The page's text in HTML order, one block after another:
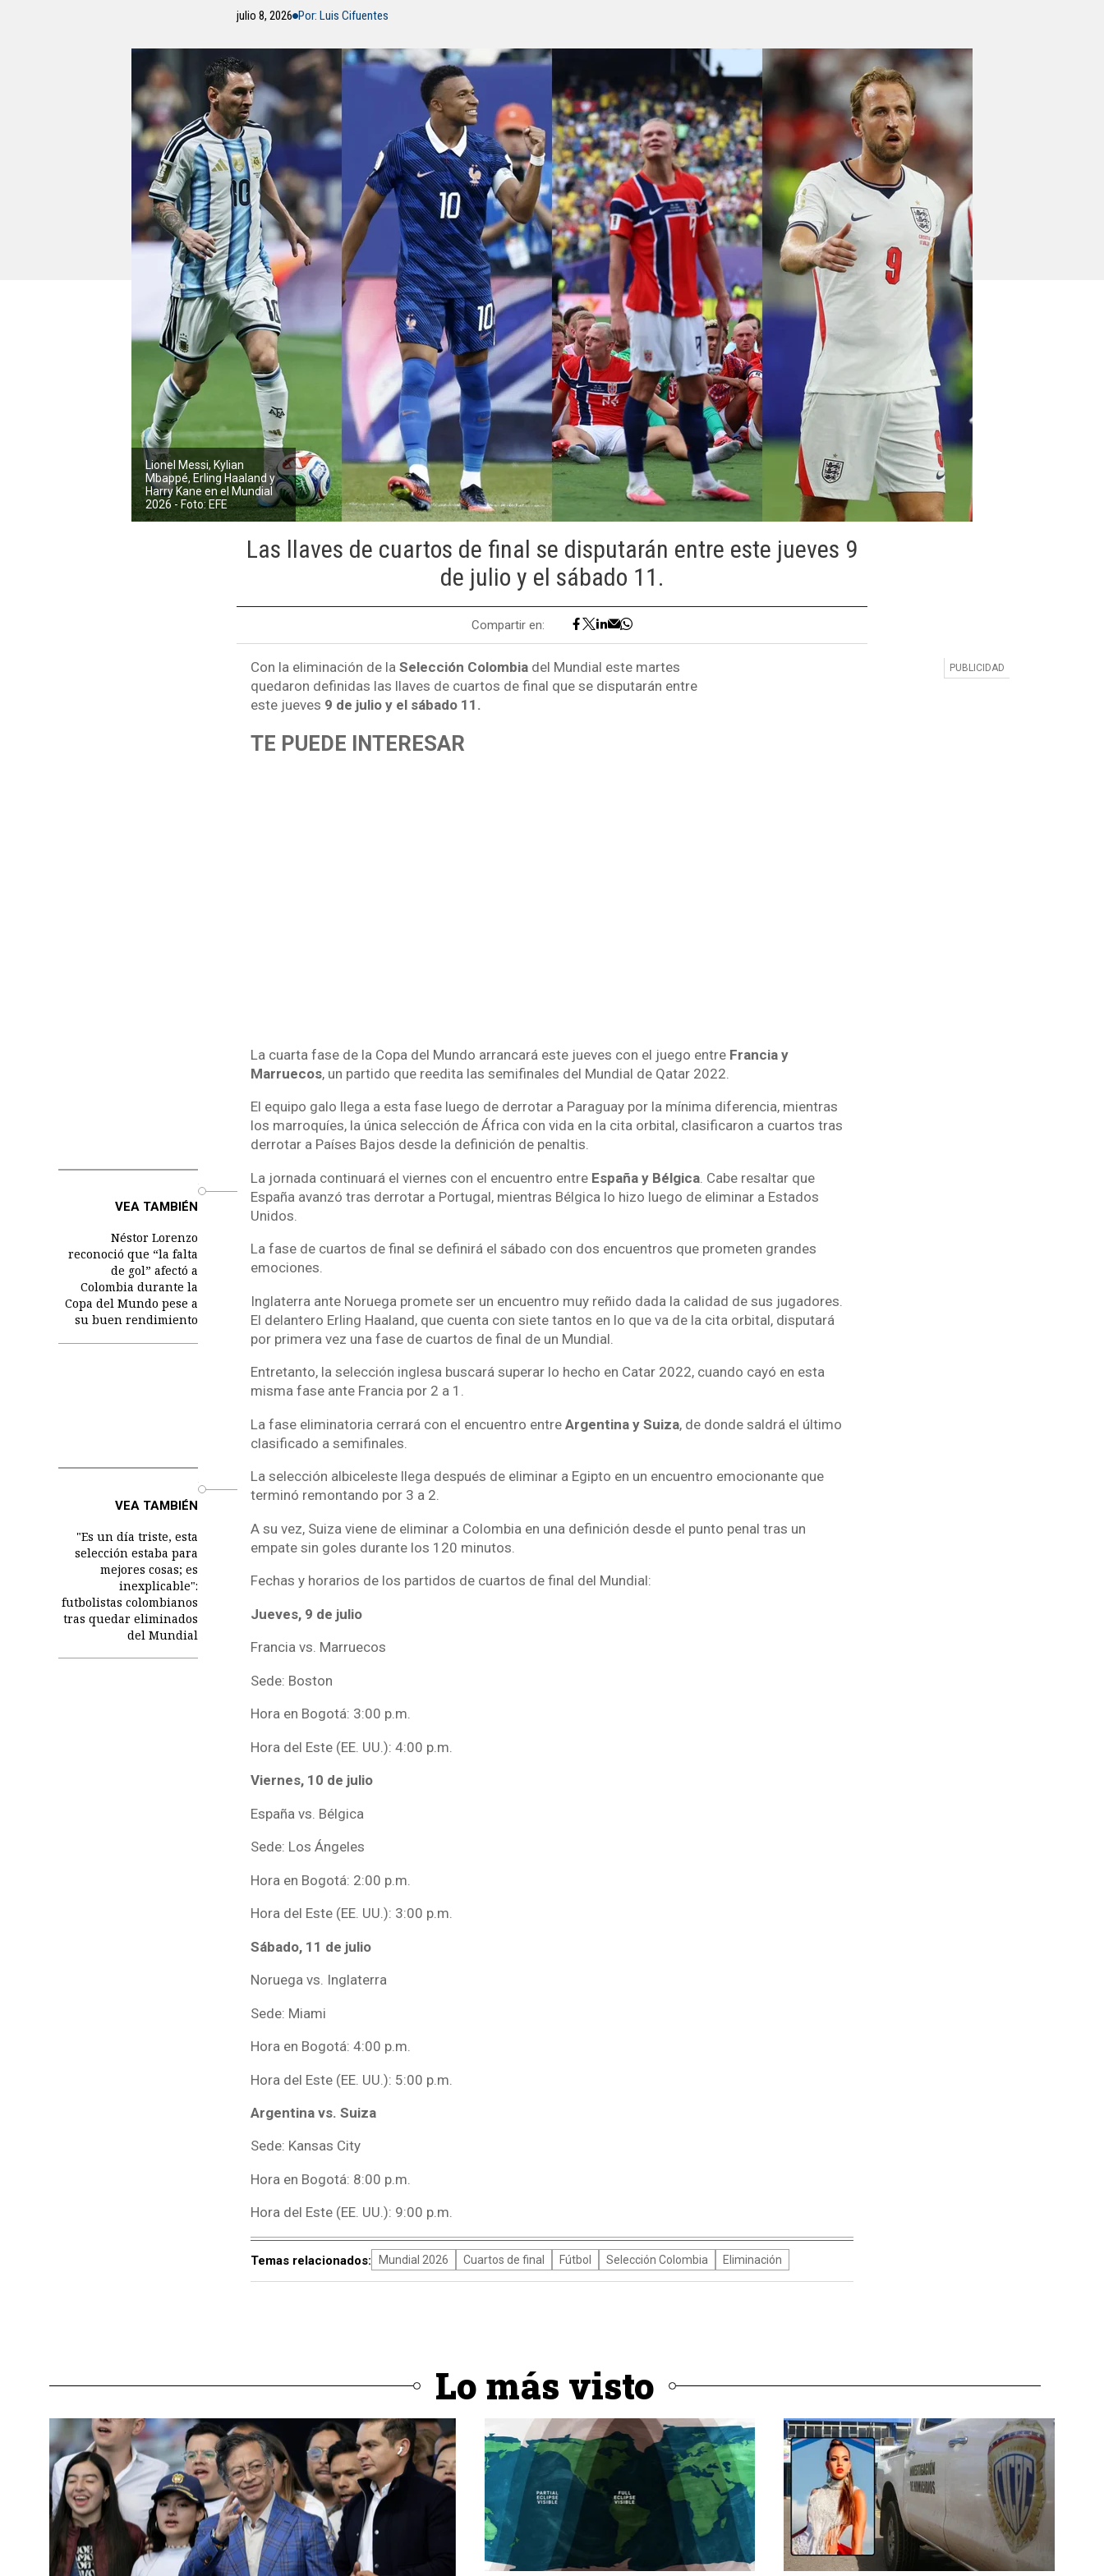
julio 8, 2026 Por: Luis Cifuentes
Lionel Messi, Kylian
Mbappé, Erling Haaland y
Harry Kane en el Mundial
2026 - Foto: EFE
Las llaves de cuartos de final se disputarán entre este jueves 9
de julio y el sábado 11.
Compartir en:
Con la eliminación de la Selección Colombiadel Mundial este martes
quedaron definidas las llaves de cuartos de final que se disputarán entre
este jueves 9 de julio y el sábado 11.
TE PUEDE INTERESAR
La cuarta fase de la Copa del Mundo arrancará este jueves con el juego entreFrancia y
Marruecos, un partido que reedita las semifinales del Mundial de Qatar 2022.
El equipo galo llega a esta fase luego de derrotar a Paraguay por la mínima diferencia, mientras
los marroquíes, la única selección de África con vida en la cita orbital, clasificaron a cuartos tras
derrotar a Países Bajos desde la definición de penaltis.
VEA TAMBIÉN
Néstor Lorenzo
reconoció que “la falta
de gol” afectó a
Colombia durante la
Copa del Mundo pese a
su buen rendimiento
La jornada continuará el viernes con el encuentro entre España y Bélgica. Cabe resaltar que
España avanzó tras derrotar a Portugal, mientras Bélgica lo hizo luego de eliminar a Estados
Unidos.
La fase de cuartos de final se definirá el sábado con dos encuentros que prometen grandes
emociones.
Inglaterra ante Noruega promete ser un encuentro muy reñido dada la calidad de sus jugadores.
El delantero Erling Haaland, que cuenta con siete tantos en lo que va de la cita orbital, disputará
por primera vez una fase de cuartos de final de un Mundial.
Entretanto, la selección inglesa buscará superar lo hecho en Catar 2022, cuando cayó en esta
misma fase ante Francia por 2 a 1.
La fase eliminatoria cerrará con el encuentro entre Argentina y Suiza, de donde saldrá el último
clasificado a semifinales.
VEA TAMBIÉN
"Es un día triste, esta
selección estaba para
mejores cosas; es
inexplicable":
futbolistas colombianos
tras quedar eliminados
del Mundial
La selección albiceleste llega después de eliminar a Egipto en un encuentro emocionante que
terminó remontando por 3 a 2.
A su vez, Suiza viene de eliminar a Colombia en una definición desde el punto penal tras un
empate sin goles durante los 120 minutos.
Fechas y horarios de los partidos de cuartos de final del Mundial:
Jueves, 9 de julio
Francia vs. Marruecos
Sede: Boston
Hora en Bogotá: 3:00 p.m.
Hora del Este (EE. UU.): 4:00 p.m.
Viernes, 10 de julio
España vs. Bélgica
Sede: Los Ángeles
Hora en Bogotá: 2:00 p.m.
Hora del Este (EE. UU.): 3:00 p.m.
Sábado, 11 de julio
Noruega vs. Inglaterra
Sede: Miami
Hora en Bogotá: 4:00 p.m.
Hora del Este (EE. UU.): 5:00 p.m.
Argentina vs. Suiza
Sede: Kansas City
Hora en Bogotá: 8:00 p.m.
Hora del Este (EE. UU.): 9:00 p.m.
Temas relacionados: Mundial 2026 Cuartos de final Fútbol Selección Colombia Eliminación
Lo más visto